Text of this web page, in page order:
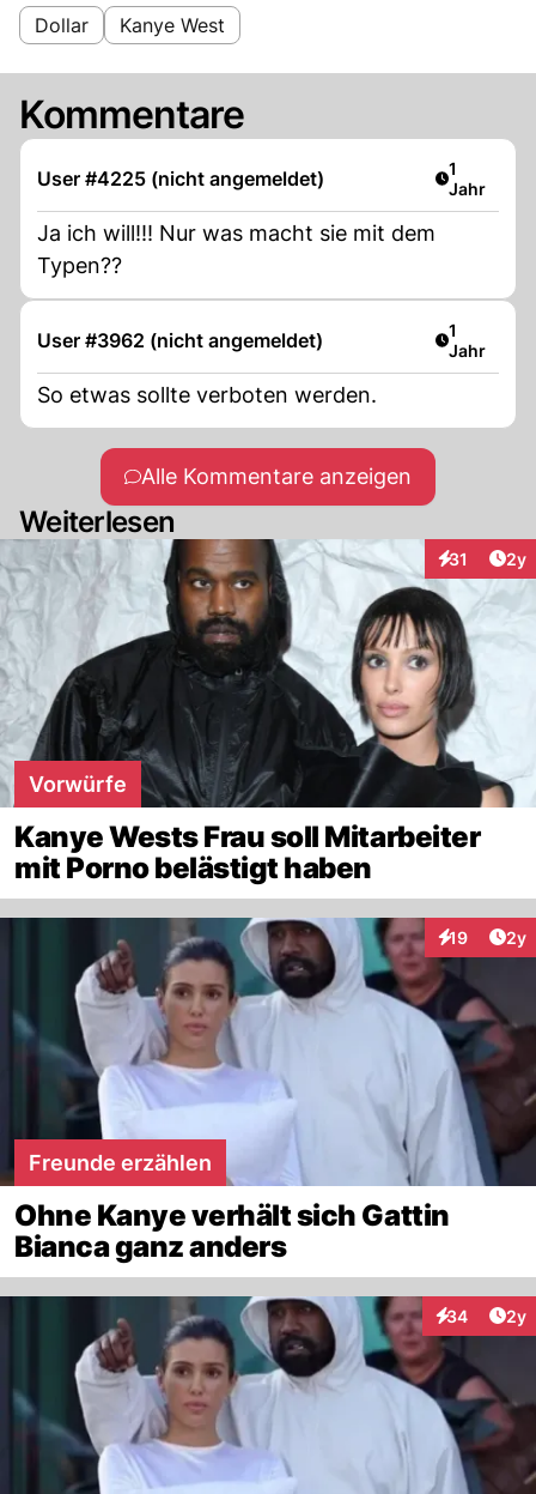
Dollar Kanye West
Kommentare
User #4225 (nicht angemeldet) Artikel
1
Jahr
Ja ich will!!! Nur was macht sie mit dem
Typen??
User #3962 (nicht angemeldet) Artikel
1
Jahr
So etwas sollte verboten werden.
Alle Kommentare anzeigen
Weiterlesen
31 2y
Vorwürfe
Kanye Wests Frau soll Mitarbeiter
mit Porno belästigt haben
19 2y
Freunde erzählen
Ohne Kanye verhält sich Gattin
Bianca ganz anders
34
Interaktionen
2y